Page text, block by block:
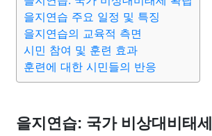
요리 상품리뷰 원예 금융 게임
대출 자동차 취미 여행
종교 사회 정치 건강 의료 의학
부동산 외국어 교육 교통 생활
을지연습 주요 일정 및 특징
을지연습의 교육적 측면
시민 참여 및 훈련 효과
훈련에 대한 시민들의 반응
을지연습: 국가 비상대비태